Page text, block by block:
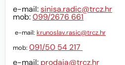
e-mail:sinisa.radic@trcz.hr
mob:099/2676 661
e-mail: krunoslav.rasic@trcz.hr
mob: 091/50 54 217
e-mail: prodaja@trcz.hr